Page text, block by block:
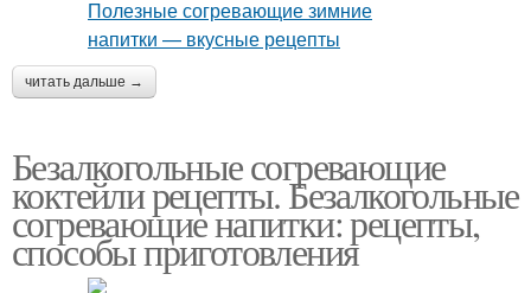
читать дальше →
Безалкогольные согревающие
коктейли рецепты. Безалкогольные
согревающие напитки: рецепты,
способы приготовления